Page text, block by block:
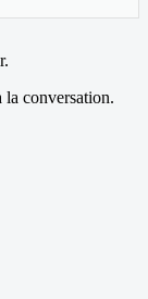
la conversation.